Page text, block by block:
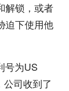
解锁，或者
迫下使用他
为US
司收到了